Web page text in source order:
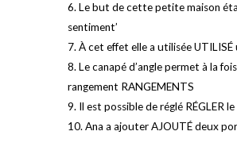
6. Le but de cette petite maison
sentiment’
7. À cet effet elle a utilisée UTILISÉ
8. Le canapé d’angle permet à la
rangement RANGEMENTS
9. Il est possible de réglé RÉGLER
10. Ana a ajouter AJOUTÉ deux